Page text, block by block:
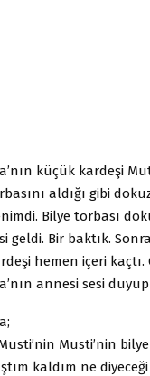
küçük kardeşi
aldığı gibi
Bilye torbası
geldi. Bir baktık.
hemen içeri
annesi sesi
Musti’nin
kaldım ne